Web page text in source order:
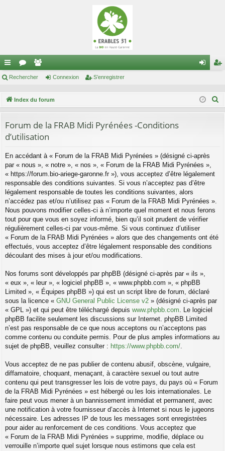
cc
ra
pi
de
or
m
s
e
br
es
xi eg
Rechercher Connexion S’enregistrer
Index du forum
Forum de la FRAB Midi Pyrénées -Conditions
d’utilisation
En accédant à « Forum de la FRAB Midi Pyrénées » (désigné ci-après
par « nous », « notre », « nos », « Forum de la FRAB Midi Pyrénées »,
« https://forum.bio-ariege-garonne.fr »), vous acceptez d’être légalement
responsable des conditions suivantes. Si vous n’acceptez pas d’être
légalement responsable de toutes les conditions suivantes, alors
n’accédez pas et/ou n’utilisez pas « Forum de la FRAB Midi Pyrénées ».
Nous pouvons modifier celles-ci à n’importe quel moment et nous ferons
tout pour que vous en soyez informé, bien qu’il soit prudent de vérifier
régulièrement celles-ci par vous-même. Si vous continuez d’utiliser
« Forum de la FRAB Midi Pyrénées » alors que des changements ont été
effectués, vous acceptez d’être légalement responsable des conditions
découlant des mises à jour et/ou modifications.
Nos forums sont développés par phpBB (désigné ci-après par « ils »,
« eux », « leur », « logiciel phpBB », « www.phpbb.com », « phpBB
Limited », « Équipes phpBB ») qui est un script libre de forum, déclaré
sous la licence « GNU General Public License v2 » (désigné ci-après par
« GPL ») et qui peut être téléchargé depuis www.phpbb.com . Le logiciel
phpBB facilite seulement les discussions sur Internet. phpBB Limited
n’est pas responsable de ce que nous acceptons ou n’acceptons pas
comme contenu ou conduite permis. Pour de plus amples informations au
sujet de phpBB, veuillez consulter : https://www.phpbb.com/
Vous acceptez de ne pas publier de contenu abusif, obscène, vulgaire,
diffamatoire, choquant, menaçant, à caractère sexuel ou tout autre
contenu qui peut transgresser les lois de votre pays, du pays où « Forum
de la FRAB Midi Pyrénées » est hébergé ou les lois internationales. Le
faire peut vous mener à un bannissement immédiat et permanent, avec
une notification à votre fournisseur d’accès à Internet si nous le jugeons
nécessaire. Les adresses IP de tous les messages sont enregistrées
pour aider au renforcement de ces conditions. Vous acceptez que
« Forum de la FRAB Midi Pyrénées » supprime, modifie, déplace ou
verrouille n’importe quel sujet lorsque nous estimons que cela est